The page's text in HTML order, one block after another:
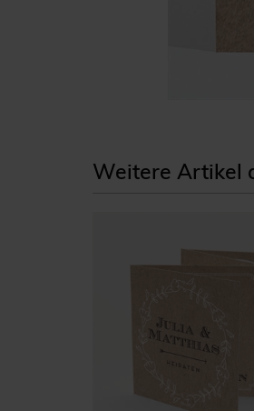
Weitere Artikel